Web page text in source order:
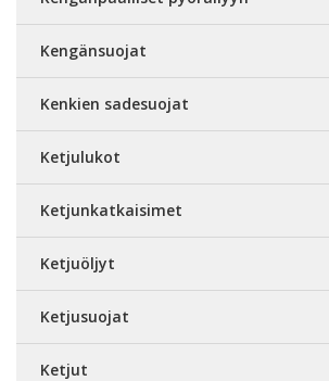
Kengänsuojat
Kenkien sadesuojat
Ketjulukot
Ketjunkatkaisimet
Ketjuöljyt
Ketjusuojat
Ketjut